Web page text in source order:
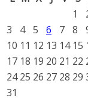
1
3
4 5 6 7 8
10 11 12 13 14 15
17 18 19 20 21 22
24 25 26 27 28 29
31